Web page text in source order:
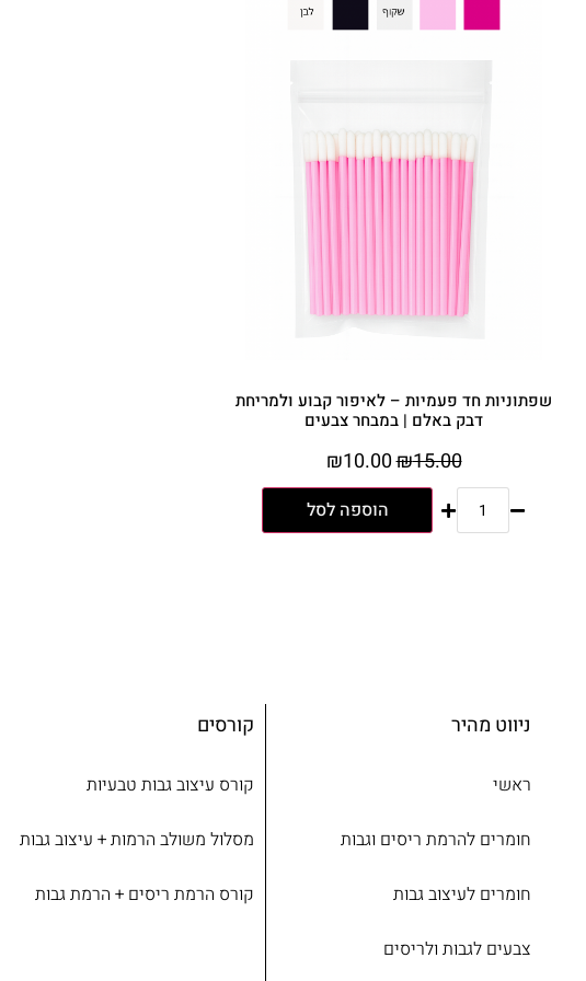
שפתוניות חד פעמיות – לאיפור קבוע ולמריחת
דבק באלם | במבחר צבעים
₪15.00
₪10.00
הוספה לסל
ניווט מהיר
ראשי
חומרים להרמת ריסים וגבות
חומרים לעיצוב גבות
צבעים לגבות ולריסים
קורסים
קורס עיצוב גבות טבעיות
מסלול משולב הרמות + עיצוב גבות​
קורס הרמת ריסים + הרמת גבות